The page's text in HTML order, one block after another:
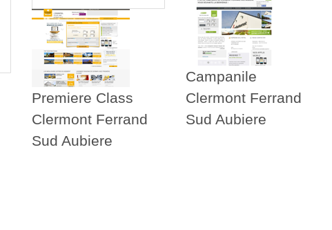
Premiere Class
Clermont Ferrand
Sud Aubiere
Campanile
Clermont Ferrand
Sud Aubiere